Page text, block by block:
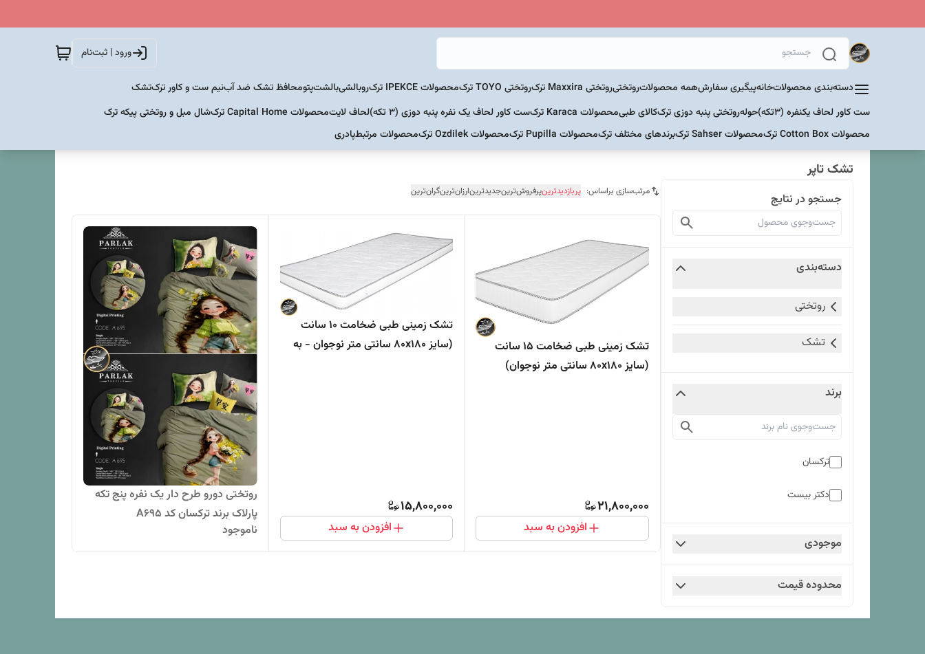
ورود | ثبت‌نام
دسته‌بندی محصولاتخانهپیگیری سفارشهمه محصولاتروتختیروتختی Maxxira ترک روتختی TOYO ترک محصولات IPEKCE ترک روبالشیبالشتپتومحافظ تشک ضد آبنیم ست و کاور ترکتشک
ست کاور لحاف یکنفره (۳تکه)
حولهروتختی پنبه دوزی ترککالای طبیمحصولات Karaca ترک ست کاور لحاف یک نفره پنبه دوزی (3 تکه) لحاف لایتمحصولات Capital Home ترک
شال مبل و روتختی پیکه ترک
محصولات Cotton Box ترک
محصولات Sahser ترک برندهای مختلف ترکمحصولات Pupilla ترک محصولات Ozdilek ترک محصولات مرتبطپادری
تشک تاپر
جستجو در نتایج
دسته‌بندی
روتختی
تشک
برند
ترکسان
دکتر بیست
موجودی
محدوده قیمت
مرتب‌سازی براساس: پربازدیدترینپرفروش‌ترینجدیدترینارزان‌ترینگران‌ترین
تشک زمینی طبی ضخامت ۱۵ سانت
(سایز 80x180 سانتی متر نوجوان)
21,800,000
افزودن به سبد
تشک زمینی طبی ضخامت ۱۰ سانت
(سایز 80x180 سانتی متر نوجوان - به
15,800,000
افزودن به سبد
روتختی دورو طرح دار یک نفره پنج تکه
پارلاک برند ترکسان کد A695
ناموجود